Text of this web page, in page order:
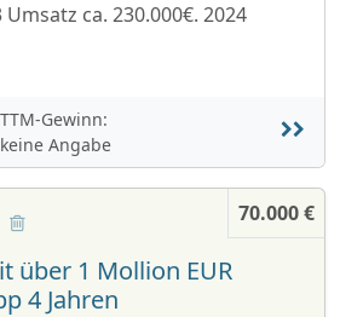
ca. 230.000€. 2024
TTM-Gewinn:
keine Angabe
70.000 €
über 1 Mollion EUR
4 Jahren